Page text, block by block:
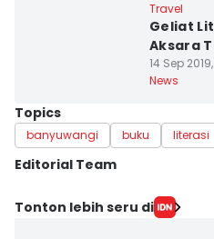
Travel
Geliat
Aksara
14 Sep
News
Topics
banyuwangi buku literasi
Editorial Team
Editor
Tonton lebih seru di